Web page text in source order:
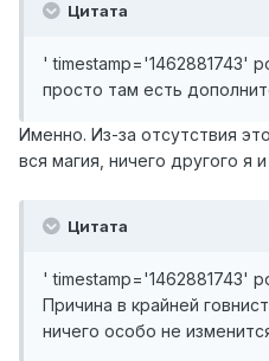
Цитата
' timestamp='1462881743'
просто там есть
Именно. Из-за отсутствия
вся магия, ничего другого я
Цитата
' timestamp='1462881743'
Причина в крайней
ничего особо не